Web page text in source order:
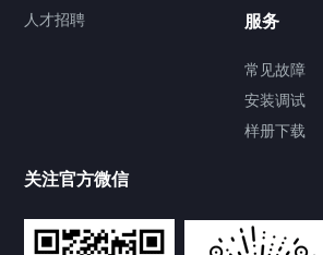
人才招聘
服务
常见故障
安装调试
样册下载
关注官方微信